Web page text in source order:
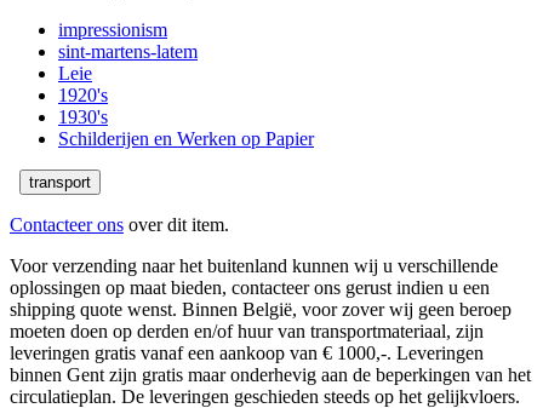
impressionism
sint-martens-latem
Leie
1920's
1930's
Schilderijen en Werken op Papier
transport
Contacteer ons over dit item.
Voor verzending naar het buitenland kunnen wij u verschillende
oplossingen op maat bieden, contacteer ons gerust indien u een
shipping quote wenst. Binnen België, voor zover wij geen beroep
moeten doen op derden en/of huur van transportmateriaal, zijn
leveringen gratis vanaf een aankoop van € 1000,-. Leveringen
binnen Gent zijn gratis maar onderhevig aan de beperkingen van het
circulatieplan. De leveringen geschieden steeds op het gelijkvloers.